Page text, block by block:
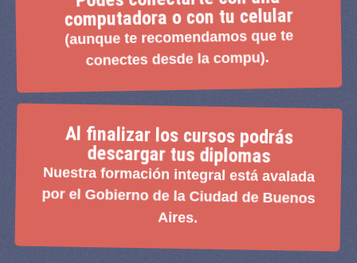
computadora o con tu celular
(aunque te recomendamos que te
conectes desde la compu).
Al finalizar los cursos podrás
descargar tus diplomas
Nuestra formación integral está avalada
por el Gobierno de la Ciudad de Buenos
Aires.